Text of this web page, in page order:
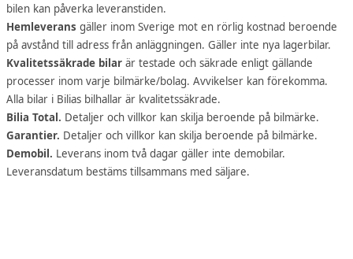
bilen kan påverka leveranstiden.
Hemleverans gäller inom Sverige mot en rörlig kostnad beroende
på avstånd till adress från anläggningen. Gäller inte nya lagerbilar.
Kvalitetssäkrade bilar är testade och säkrade enligt gällande
processer inom varje bilmärke/bolag. Avvikelser kan förekomma.
Alla bilar i Bilias bilhallar är kvalitetssäkrade.
Bilia Total. Detaljer och villkor kan skilja beroende på bilmärke.
Garantier. Detaljer och villkor kan skilja beroende på bilmärke.
Demobil. Leverans inom två dagar gäller inte demobilar.
Leveransdatum bestäms tillsammans med säljare.